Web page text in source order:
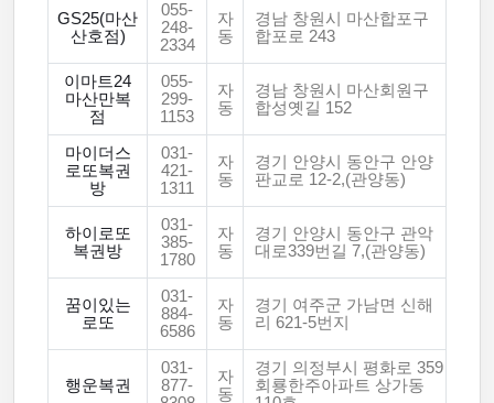
GS25(마산
산호점)
055-
248-
2334
자
동
경남 창원시 마산합포구
합포로 243
이마트24
마산만복
점
055-
299-
1153
자
동
경남 창원시 마산회원구
합성옛길 152
마이더스
로또복권
방
031-
421-
1311
자
동
경기 안양시 동안구 안양
판교로 12-2,(관양동)
하이로또
복권방
031-
385-
1780
자
동
경기 안양시 동안구 관악
대로339번길 7,(관양동)
꿈이있는
로또
031-
884-
6586
자
동
경기 여주군 가남면 신해
리 621-5번지
행운복권
031-
877-
자
동
경기 의정부시 평화로 359
회룡한주아파트 상가동